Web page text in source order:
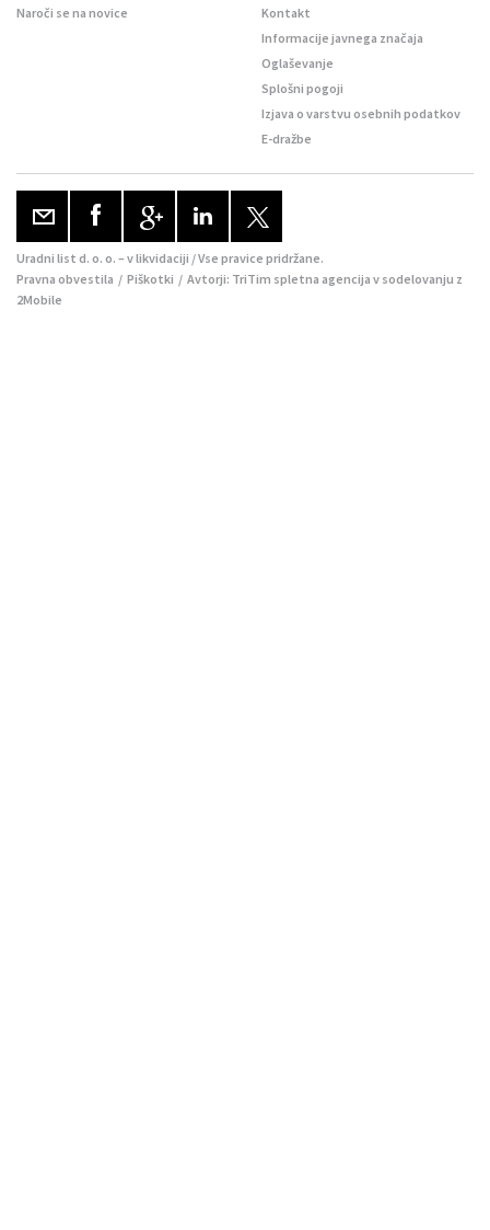
Naroči se na novice
Kontakt
Informacije javnega značaja
Oglaševanje
Splošni pogoji
Izjava o varstvu osebnih podatkov
E-dražbe
Uradni list d. o. o. – v likvidaciji / Vse pravice pridržane.
Pravna obvestila / Piškotki / Avtorji: TriTim spletna agencija v sodelovanju z
2Mobile